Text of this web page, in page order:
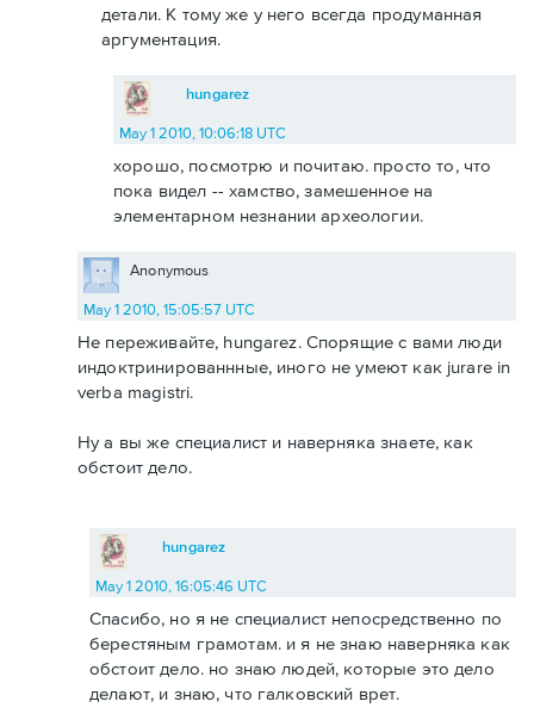
детали. К тому же у него всегда продуманная
аргументация.
hungarez
May 1 2010, 10:06:18 UTC
хорошо, посмотрю и почитаю. просто то, что
пока видел -- хамство, замешенное на
элементарном незнании археологии.
Anonymous
May 1 2010, 15:05:57 UTC
Не переживайте, hungarez. Спорящие с вами люди
индоктринированнные, иного не умеют как jurare in
verba magistri.
Ну а вы же специалист и наверняка знаете, как
обстоит дело.
hungarez
May 1 2010, 16:05:46 UTC
Спасибо, но я не специалист непосредственно по
берестяным грамотам. и я не знаю наверняка как
обстоит дело. но знаю людей, которые это дело
делают, и знаю, что галковский врет.